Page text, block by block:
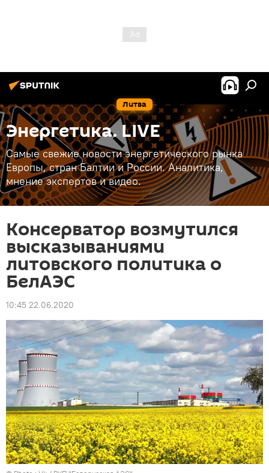
Литва
Энергетика. LIVE
Самые свежие новости энергетического рынка
Европы, стран Балтии и России. Аналитика,
мнение экспертов и видео.
Консерватор возмутился
высказываниями
литовского политика о
БелАЭС
10:45 22.06.2020